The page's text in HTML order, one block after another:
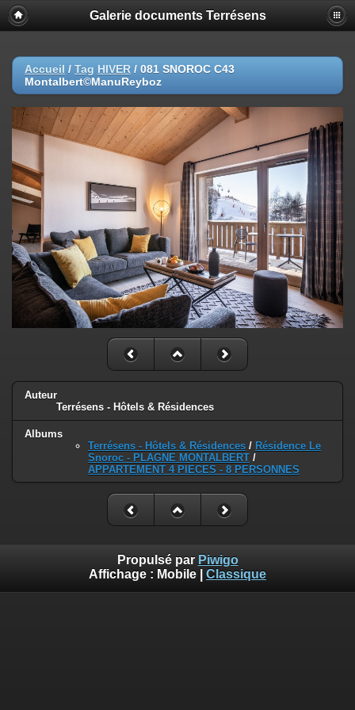
Galerie documents Terrésens
Accueil / Tag HIVER / 081 SNOROC C43
Montalbert©ManuReyboz
Auteur
Terrésens - Hôtels & Résidences
Albums
Terrésens - Hôtels & Résidences / Résidence Le
Snoroc - PLAGNE MONTALBERT /
APPARTEMENT 4 PIECES - 8 PERSONNES
Propulsé par Piwigo
Affichage : Mobile Classique